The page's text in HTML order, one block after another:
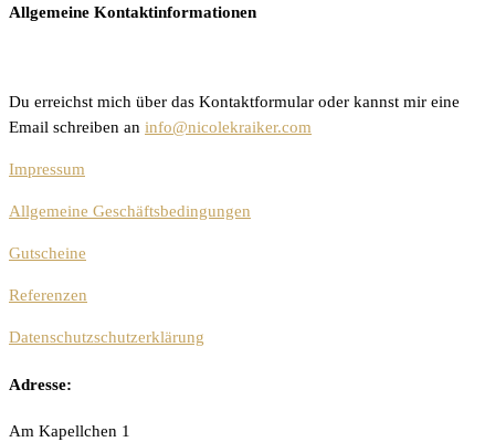
Allgemeine Kontaktinformationen
Du erreichst mich über das Kontaktformular oder kannst mir eine
Email schreiben an info@nicolekraiker.com
Impressum
Allgemeine Geschäftsbedingungen
Gutscheine
Referenzen
Datenschutzschutzerklärung
Adresse:
Am Kapellchen 1